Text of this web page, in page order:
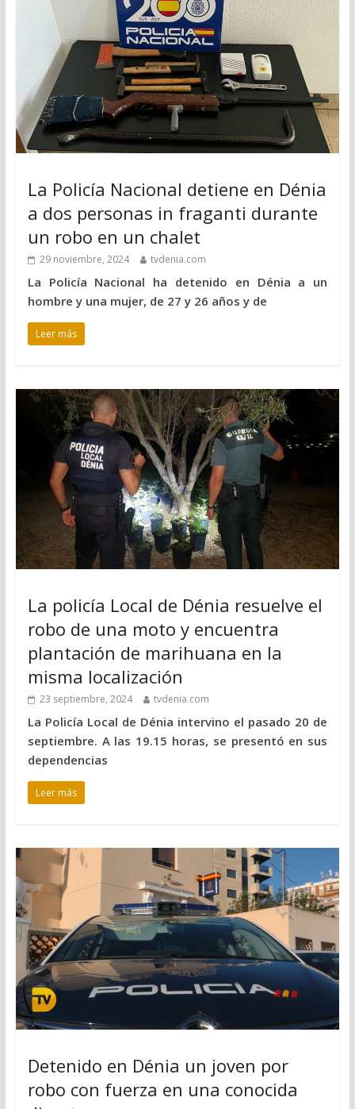
La Policía Nacional detiene en Dénia
a dos personas in fraganti durante
un robo en un chalet
29 noviembre, 2024 tvdenia.com
La Policía Nacional ha detenido en Dénia a un
hombre y una mujer, de 27 y 26 años y de
Leer más
La policía Local de Dénia resuelve el
robo de una moto y encuentra
plantación de marihuana en la
misma localización
23 septiembre, 2024 tvdenia.com
La Policía Local de Dénia intervino el pasado 20 de
septiembre. A las 19.15 horas, se presentó en sus
dependencias
Leer más
Detenido en Dénia un joven por
robo con fuerza en una conocida